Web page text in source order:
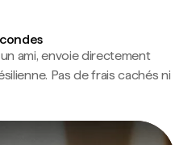
ami, envoie directement
Pas de frais cachés ni